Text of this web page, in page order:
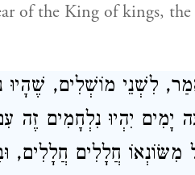
of the King of kings,
לִשְׁנֵי מוֹשְׁלִים, שֶׁהָיוּ
יָמִים יִהְיוּ נִלְחָמִים זֶה
מִשּׂוֹנְאוֹ חֲלָלִים חֲלָלִים,